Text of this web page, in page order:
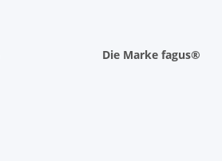
Die Marke fagus®